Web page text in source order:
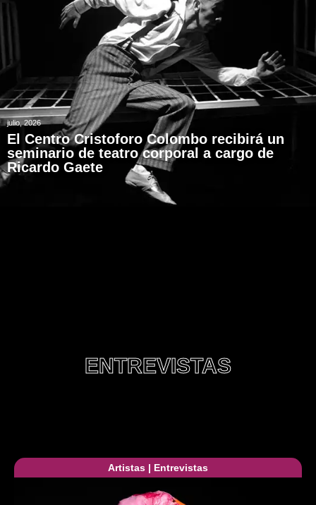
julio, 2026
El Centro Cristoforo Colombo recibirá un
seminario de teatro corporal a cargo de
Ricardo Gaete
ENTREVISTAS
Artistas | Entrevistas